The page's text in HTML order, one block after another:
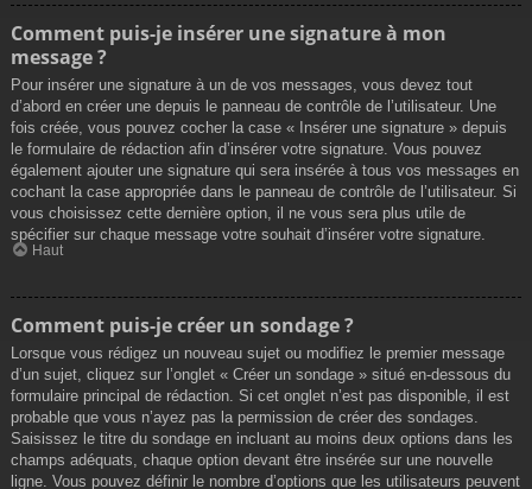
Comment puis-je insérer une signature à mon
message ?
Pour insérer une signature à un de vos messages, vous devez tout
d’abord en créer une depuis le panneau de contrôle de l’utilisateur. Une
fois créée, vous pouvez cocher la case « Insérer une signature » depuis
le formulaire de rédaction afin d’insérer votre signature. Vous pouvez
également ajouter une signature qui sera insérée à tous vos messages en
cochant la case appropriée dans le panneau de contrôle de l’utilisateur. Si
vous choisissez cette dernière option, il ne vous sera plus utile de
spécifier sur chaque message votre souhait d’insérer votre signature.
Haut
Comment puis-je créer un sondage ?
Lorsque vous rédigez un nouveau sujet ou modifiez le premier message
d’un sujet, cliquez sur l’onglet « Créer un sondage » situé en-dessous du
formulaire principal de rédaction. Si cet onglet n’est pas disponible, il est
probable que vous n’ayez pas la permission de créer des sondages.
Saisissez le titre du sondage en incluant au moins deux options dans les
champs adéquats, chaque option devant être insérée sur une nouvelle
ligne. Vous pouvez définir le nombre d’options que les utilisateurs peuvent